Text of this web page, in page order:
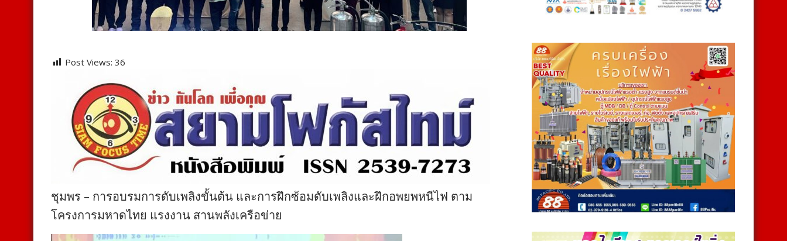
Post Views: 36
ชุมพร – การอบรมการดับเพลิงขั้นต้น และการฝึกซ้อมดับเพลิงและฝึกอพยพหนีไฟ ตาม
โครงการมหาดไทย แรงงาน สานพลังเครือข่าย